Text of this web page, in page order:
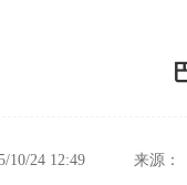
10/24 12:49 来源：